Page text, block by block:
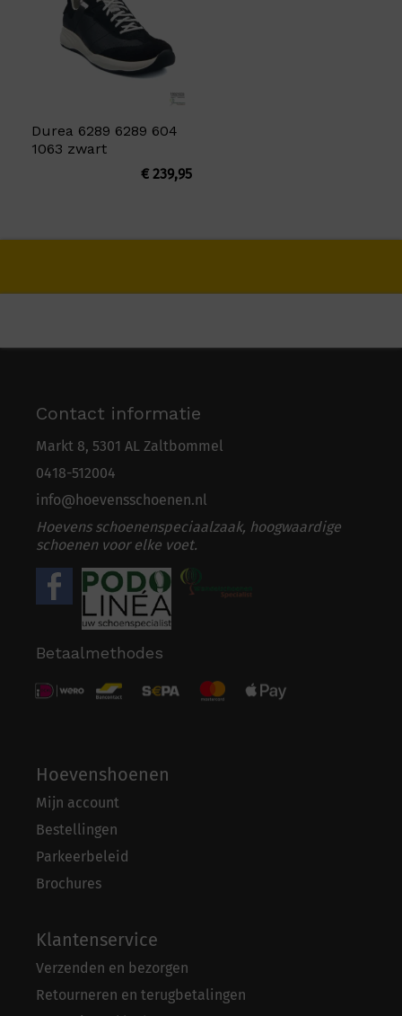
Durea 6289 6289 604
1063 zwart
€239,95
Contact informatie
Markt 8, 5301 AL Zaltbommel
0418-512004
info@hoevensschoenen.nl
Hoevens schoenenspeciaalzaak, hoogwaardige
schoenen voor elke voet.
Betaalmethodes
Hoevenshoenen
Mijn account
Bestellingen
Parkeerbeleid
Brochures
Klantenservice
Verzenden en bezorgen
Retourneren en terugbetalingen